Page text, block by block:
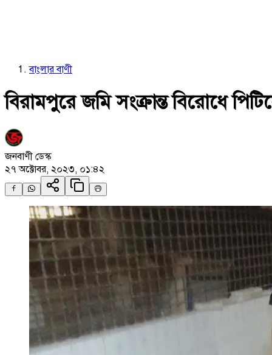
বাংলার বাণী
বিরামপুরে জমি সংক্রান্ত বিরোধে
জনবাণী ডেস্ক
২৭ অক্টোবর, ২০২৩, ০১:৪২